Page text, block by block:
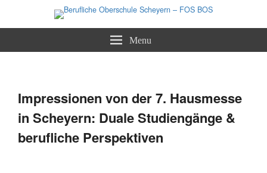
Berufliche Oberschule Scheyern –
FOS BOS
Menu
Impressionen von der 7. Hausmesse
in Scheyern: Duale Studiengänge &
berufliche Perspektiven